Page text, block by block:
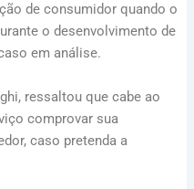
de consumidor quando o
o desenvolvimento de
em análise.
ressaltou que cabe ao
comprovar sua
caso pretenda a